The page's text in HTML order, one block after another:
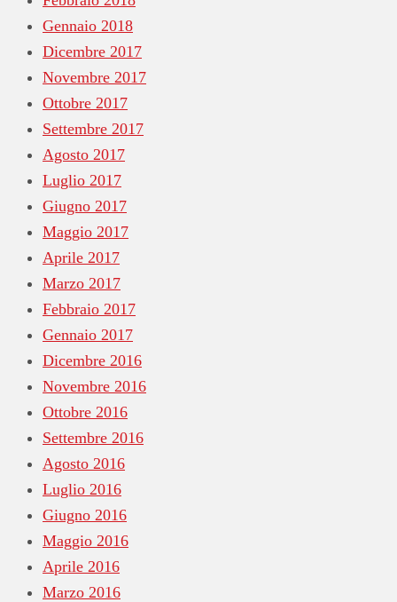
Gennaio 2018
Dicembre 2017
Novembre 2017
Ottobre 2017
Settembre 2017
Agosto 2017
Luglio 2017
Giugno 2017
Maggio 2017
Aprile 2017
Marzo 2017
Febbraio 2017
Gennaio 2017
Dicembre 2016
Novembre 2016
Ottobre 2016
Settembre 2016
Agosto 2016
Luglio 2016
Giugno 2016
Maggio 2016
Aprile 2016
Marzo 2016